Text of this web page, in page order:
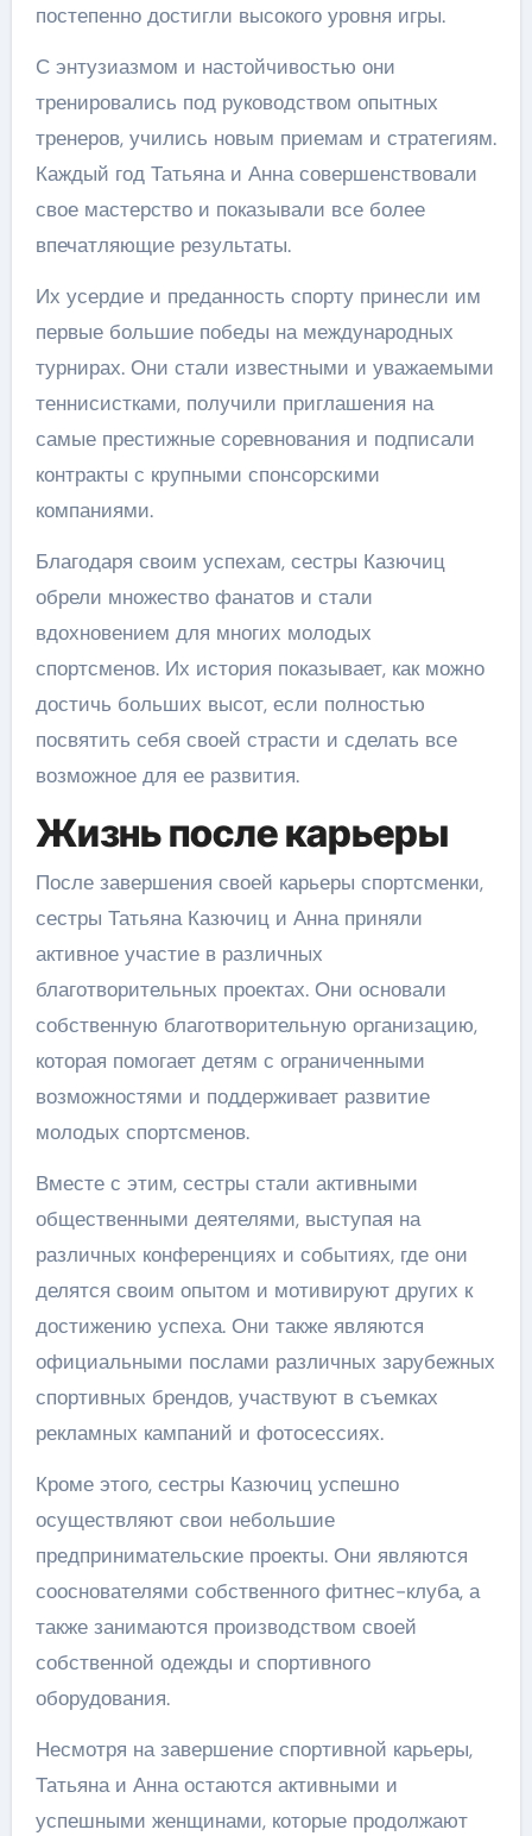
постепенно достигли высокого уровня игры.
С энтузиазмом и настойчивостью они
тренировались под руководством опытных
тренеров, учились новым приемам и стратегиям.
Каждый год Татьяна и Анна совершенствовали
свое мастерство и показывали все более
впечатляющие результаты.
Их усердие и преданность спорту принесли им
первые большие победы на международных
турнирах. Они стали известными и уважаемыми
теннисистками, получили приглашения на
самые престижные соревнования и подписали
контракты с крупными спонсорскими
компаниями.
Благодаря своим успехам, сестры Казючиц
обрели множество фанатов и стали
вдохновением для многих молодых
спортсменов. Их история показывает, как можно
достичь больших высот, если полностью
посвятить себя своей страсти и сделать все
возможное для ее развития.
Жизнь после карьеры
После завершения своей карьеры спортсменки,
сестры Татьяна Казючиц и Анна приняли
активное участие в различных
благотворительных проектах. Они основали
собственную благотворительную организацию,
которая помогает детям с ограниченными
возможностями и поддерживает развитие
молодых спортсменов.
Вместе с этим, сестры стали активными
общественными деятелями, выступая на
различных конференциях и событиях, где они
делятся своим опытом и мотивируют других к
достижению успеха. Они также являются
официальными послами различных зарубежных
спортивных брендов, участвуют в съемках
рекламных кампаний и фотосессиях.
Кроме этого, сестры Казючиц успешно
осуществляют свои небольшие
предпринимательские проекты. Они являются
сооснователями собственного фитнес-клуба, а
также занимаются производством своей
собственной одежды и спортивного
оборудования.
Несмотря на завершение спортивной карьеры,
Татьяна и Анна остаются активными и
успешными женщинами, которые продолжают